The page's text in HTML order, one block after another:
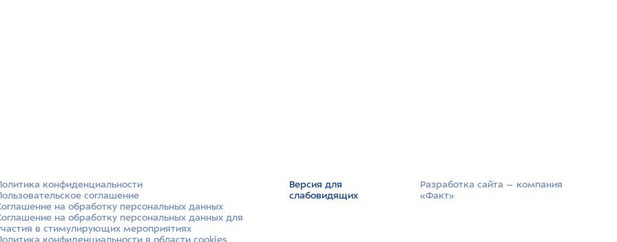
конфиденциальности
соглашение
на обработку персональных данных
на обработку персональных данных для
в стимулирующих мероприятиях
конфиденциальности в области cookies
Версия для
слабовидящих
Разработка сайта –­ компания
«Факт»